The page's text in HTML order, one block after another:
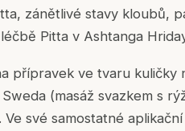
zánětlivé stavy kloubů,
Pitta v Ashtanga
přípravek ve tvaru
(masáž svazkem s
své samostatné